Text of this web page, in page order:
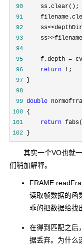
90
91
92
93
     ss>>
94
95
f.depth =
96
return
97
98
99 double
100
101
return
102 }
其实一个VO也就一
们稍加解释。
FRAME
读取帧数据的函
乖的把数据给找
在得到匹配之后
据丢弃。为什么